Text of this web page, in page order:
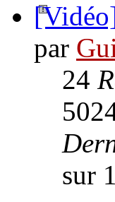
par
24
sur